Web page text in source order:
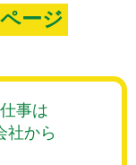
ージ
事は
社から